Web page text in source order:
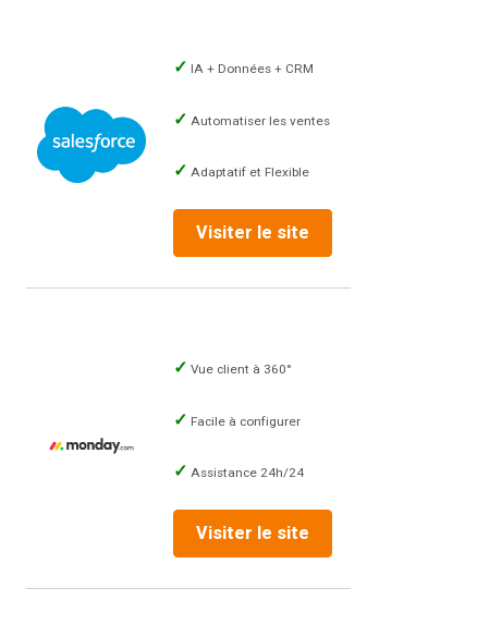
IA + Données + CRM
Automatiser les ventes
Adaptatif et Flexible
Visiter le site
Vue client à 360°
Facile à configurer
Assistance 24h/24
Visiter le site